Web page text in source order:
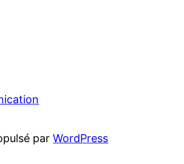
parWordPress